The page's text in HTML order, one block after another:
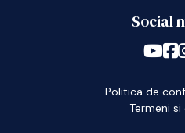
Social
Politica de
Termeni